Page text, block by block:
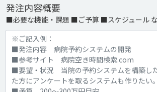
発注内容概要
■必要な機能・課題 ■ご予算 ■スケジュール